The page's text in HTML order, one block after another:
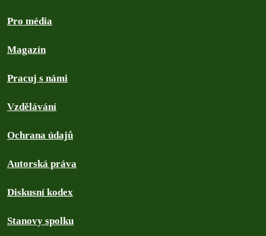
Pro média
Magazín
Pracuj s námi
Vzdělávání
Ochrana údajů
Autorská práva
Diskusní kodex
Stanovy spolku